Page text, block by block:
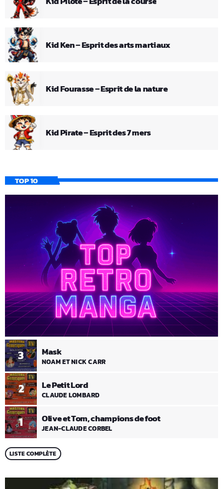
Kid Ken – Esprit des arts martiaux
Kid Fourasse – Esprit de la nature
Kid Pirate – Esprit des 7 mers
TOP 10
1 Olive et Tom, champions de foot
JEAN-CLAUDE CORBEL
2 Le Petit Lord
CLAUDE LOMBARD
3 Mask
NOAM ET NICK CARR
LISTE COMPLÈTE